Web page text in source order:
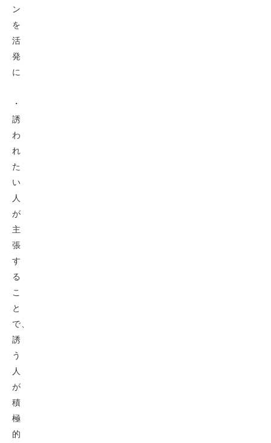
ン
を
活
発
に
・
誘
わ
れ
た
い
人
が
主
張
す
る
こ
と
で、
誘
う
人
が
積
極
的